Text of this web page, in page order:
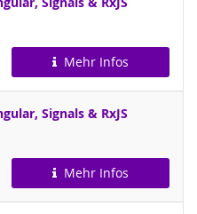
Mehr Infos
Signals & RxJS
Mehr Infos